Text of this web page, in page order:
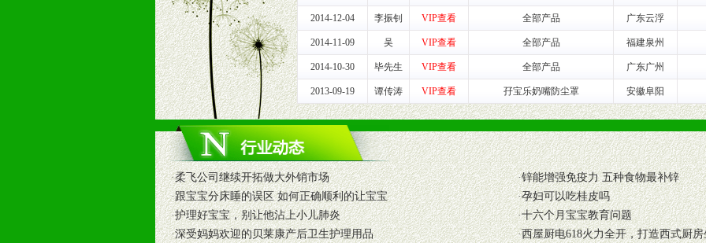
3、大型促销活动支持
根据市场开发需要，为代理商、经销商提供活动策划，物料支持、人员支持等。媒体宣传支持
专业的孕婴童媒体、杂志、直销目录等全国性投放，扩大产品体宣传支持
专业的孕婴童媒体、杂志、直销目录等全国性投放，扩大产品宣传，提高产品美誉度。
4、专业完善的售后服务支持
5、确保经销商相应区域内的独家垄断性经营权益。
6、实施经营管理支持，根据经销商销售情况派人员驻地指导。
7、严格控制价格的波动，并给予相应的政策，充分保证经销产品丰厚的利润空间和市场经营的高额回报。
8、提供合理的退换货保障制度，保证经销商合作零风险。
9、及时有力的推出各种终端促销活动来帮助经销商启动和拉动市场销售，提供终端物料及宣传促销用品的支
拉宝、海报、试用装等）
10、提供信息支持，使经销商商融入公司经营中，充分了解来自公司的行销计划，产品的发展，以及行业市场
11、提供方便、快捷、灵活、安全、高效和准确的后勤配送物。
2014-12-04 李振钊 VIP查看 全部产品 广东云浮
2014-11-09 吴 VIP查看 全部产品 福建泉州
2014-10-30 毕先生 VIP查看 全部产品 广东广州
2013-09-19 谭传涛 VIP查看 孖宝乐奶嘴防尘罩 安徽阜阳
·柔飞公司继续开拓做大外销市场 ·锌能增强免疫力 五种食物最补锌
·跟宝宝分床睡的误区 如何正确顺利的让宝宝 ·孕妇可以吃桂皮吗
·护理好宝宝，别让他沾上小儿肺炎 ·十六个月宝宝教育问题
·深受妈妈欢迎的贝莱康产后卫生护理用品 ·西屋厨电618火力全开，打造西式厨房